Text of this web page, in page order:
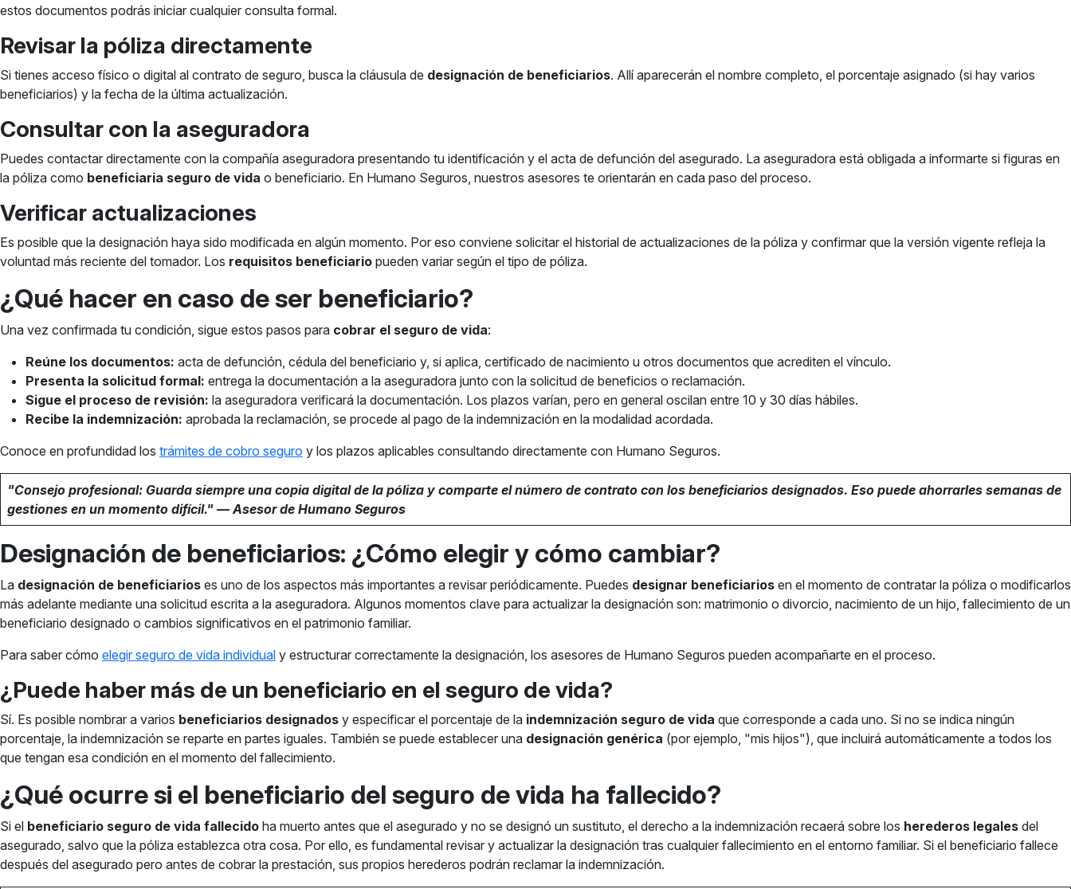
estos documentos podrás iniciar cualquier consulta formal.
Revisar la póliza directamente
Si tienes acceso físico o digital al contrato de seguro, busca la cláusula de designación de beneficiarios. Allí aparecerán el nombre completo, el porcentaje asignado (si hay varios
beneficiarios) y la fecha de la última actualización.
Consultar con la aseguradora
Puedes contactar directamente con la compañía aseguradora presentando tu identificación y el acta de defunción del asegurado. La aseguradora está obligada a informarte si figuras en
la póliza como beneficiaria seguro de vida o beneficiario. En Humano Seguros, nuestros asesores te orientarán en cada paso del proceso.
Verificar actualizaciones
Es posible que la designación haya sido modificada en algún momento. Por eso conviene solicitar el historial de actualizaciones de la póliza y confirmar que la versión vigente refleja la
voluntad más reciente del tomador. Los requisitos beneficiario pueden variar según el tipo de póliza.
¿Qué hacer en caso de ser beneficiario?
Una vez confirmada tu condición, sigue estos pasos para cobrar el seguro de vida:
Reúne los documentos: acta de defunción, cédula del beneficiario y, si aplica, certificado de nacimiento u otros documentos que acrediten el vínculo.
Presenta la solicitud formal: entrega la documentación a la aseguradora junto con la solicitud de beneficios o reclamación.
Sigue el proceso de revisión: la aseguradora verificará la documentación. Los plazos varían, pero en general oscilan entre 10 y 30 días hábiles.
Recibe la indemnización: aprobada la reclamación, se procede al pago de la indemnización en la modalidad acordada.
Conoce en profundidad los trámites de cobro seguro y los plazos aplicables consultando directamente con Humano Seguros.
"Consejo profesional: Guarda siempre una copia digital de la póliza y comparte el número de contrato con los beneficiarios designados. Eso puede ahorrarles semanas de
gestiones en un momento difícil." — Asesor de Humano Seguros
Designación de beneficiarios: ¿Cómo elegir y cómo cambiar?
La designación de beneficiarios es uno de los aspectos más importantes a revisar periódicamente. Puedes designar beneficiarios en el momento de contratar la póliza o modificarlos
más adelante mediante una solicitud escrita a la aseguradora. Algunos momentos clave para actualizar la designación son: matrimonio o divorcio, nacimiento de un hijo, fallecimiento de un
beneficiario designado o cambios significativos en el patrimonio familiar.
Para saber cómo elegir seguro de vida individual y estructurar correctamente la designación, los asesores de Humano Seguros pueden acompañarte en el proceso.
¿Puede haber más de un beneficiario en el seguro de vida?
Sí. Es posible nombrar a varios beneficiarios designados y especificar el porcentaje de la indemnización seguro de vida que corresponde a cada uno. Si no se indica ningún
porcentaje, la indemnización se reparte en partes iguales. También se puede establecer una designación genérica (por ejemplo, "mis hijos"), que incluirá automáticamente a todos los
que tengan esa condición en el momento del fallecimiento.
¿Qué ocurre si el beneficiario del seguro de vida ha fallecido?
Si el beneficiario seguro de vida fallecido ha muerto antes que el asegurado y no se designó un sustituto, el derecho a la indemnización recaerá sobre los herederos legales del
asegurado, salvo que la póliza establezca otra cosa. Por ello, es fundamental revisar y actualizar la designación tras cualquier fallecimiento en el entorno familiar. Si el beneficiario fallece
después del asegurado pero antes de cobrar la prestación, sus propios herederos podrán reclamar la indemnización.